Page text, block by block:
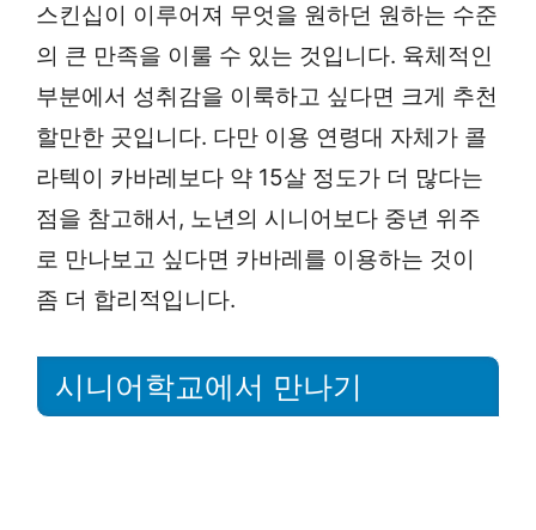
스킨십이 이루어져 무엇을 원하던 원하는 수준
의 큰 만족을 이룰 수 있는 것입니다. 육체적인
부분에서 성취감을 이룩하고 싶다면 크게 추천
할만한 곳입니다. 다만 이용 연령대 자체가 콜
라텍이 카바레보다 약 15살 정도가 더 많다는
점을 참고해서, 노년의 시니어보다 중년 위주
로 만나보고 싶다면 카바레를 이용하는 것이
좀 더 합리적입니다.
시니어학교에서 만나기